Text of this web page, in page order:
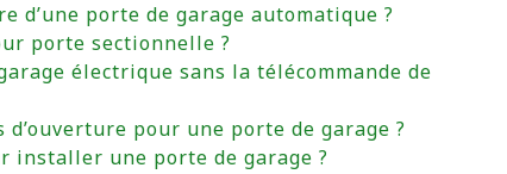
d’une porte de garage automatique ?
porte sectionnelle ?
électrique sans la télécommande de
pour une porte de garage ?
installer une porte de garage ?